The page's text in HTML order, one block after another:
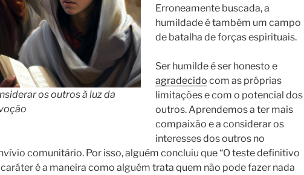
os outros à luz da
Erroneamente buscada, a
humildade é também um campo
de batalha de forças espirituais.
Ser humilde é ser honesto e
agradecido com as próprias
limitações e com o potencial dos
outros. Aprendemos a ter mais
compaixão e a considerar os
interesses dos outros no
comunitário. Por isso, alguém concluiu que “O teste definitivo
é a maneira como alguém trata quem não pode fazer nada